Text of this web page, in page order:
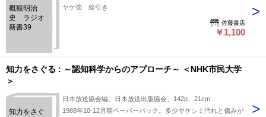
概観明治
史 ラジオ
新書39
ヤケ強 線引き
佐藤書店
￥1,100
知力をさぐる : ～認知科学からのアプローチ～ ＜NHK市民大学
＞
知力をさぐ
日本放送協会編、日本放送出版協会、142p、21cm
1988年10-12月期ペーパーバック。多少ヤケシミ汚れと傷みが